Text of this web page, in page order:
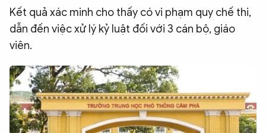
ĐA PHƯƠNG TIỆN
eMagazine
Video Ảnh
Infographic
Chuyên trangAn ninh thế giớiVăn nghệ Công an
Chuyên đề
Kết quả xác minh cho thấy có vi phạm quy chế thi,
dẫn đến việc xử lý kỷ luật đối với 3 cán bộ, giáo
viên.